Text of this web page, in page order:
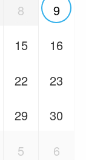
8
9
15
16
22
23
29
30
5 6